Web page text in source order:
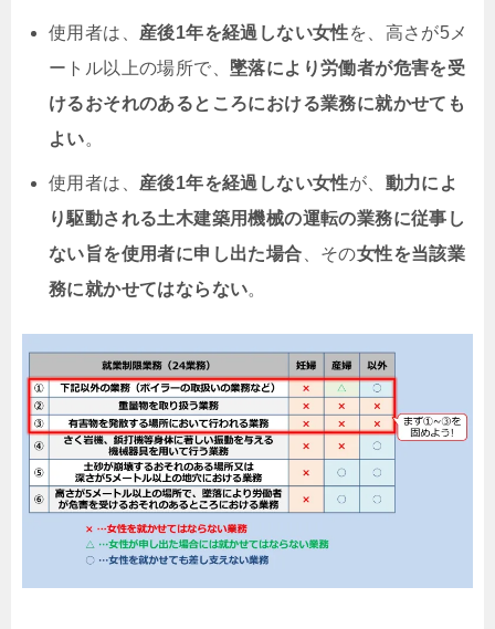
使用者は、 産後1年を経過しない女性を、高さが5メ
ートル以上の場所で、 墜落により労働者が危害を受
けるおそれのあるところにおける業務に就かせても
よい。
使用者は、 産後1年を経過しない女性が、 動力によ
り駆動される土木建築用機械の運転の業務に従事し
ない旨を使用者に申し出た場合、その女性を当該業
務に就かせてはならない。